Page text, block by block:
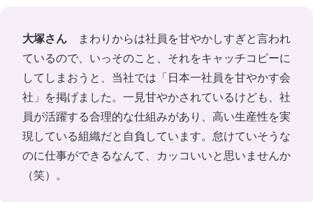
大塚さん まわりからは社員を甘やかしすぎと言われ
ているので、いっそのこと、それをキャッチコピーに
してしまおうと、当社では「日本一社員を甘やかす会
社」を掲げました。一見甘やかされているけども、社
員が活躍する合理的な仕組みがあり、高い生産性を実
現している組織だと自負しています。怠けていそうな
のに仕事ができるなんて、カッコいいと思いませんか
（笑）。